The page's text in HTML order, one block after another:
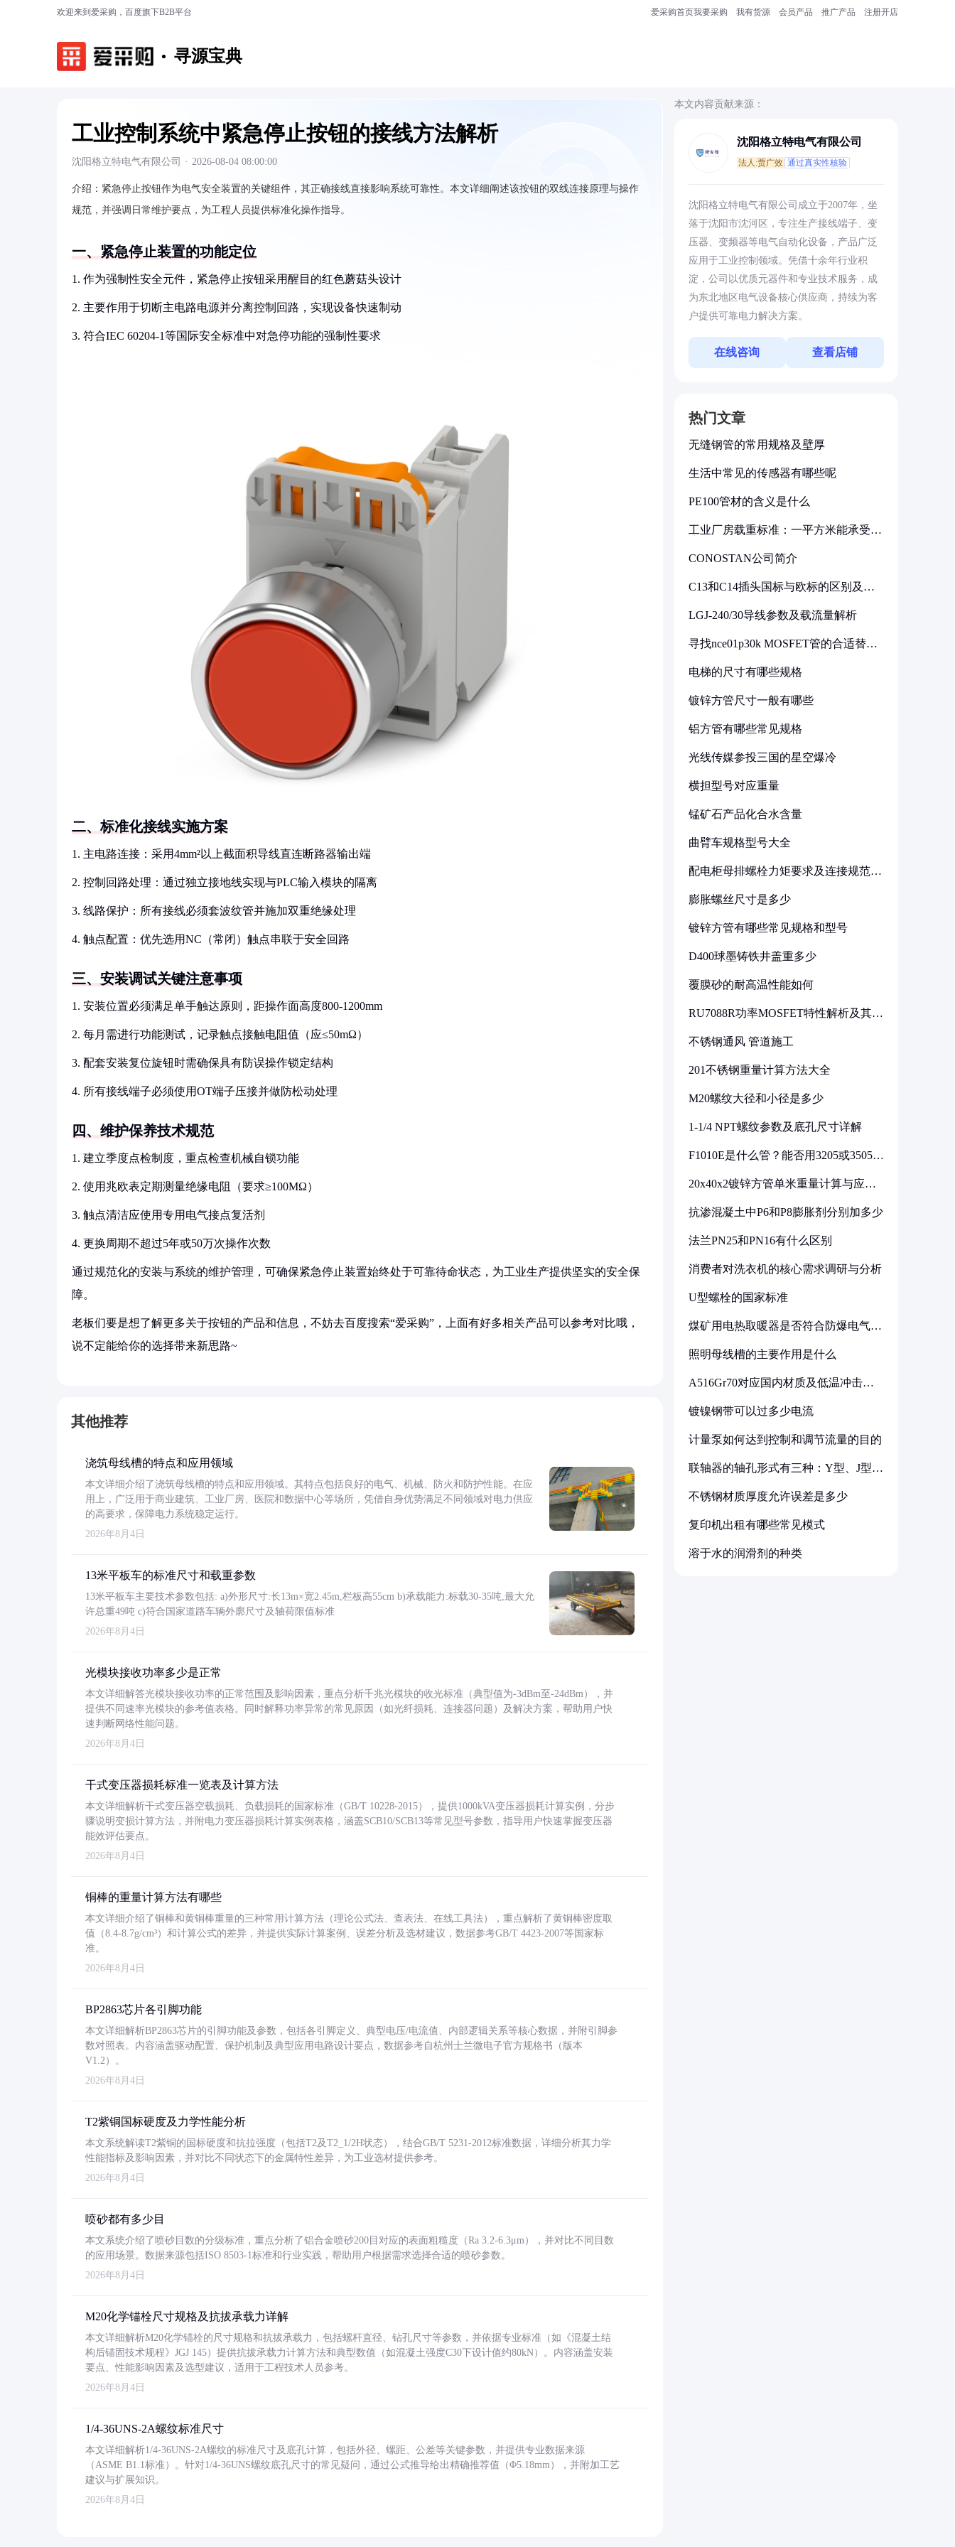
欢迎来到爱采购，百度旗下B2B平台 爱采购首页我要采购 我有货源 会员产品 推广产品 注册开店
寻源宝典
工业控制系统中紧急停止按钮的接线方法解析
沈阳格立特电气有限公司 · 2026-08-04 08:00:00
介绍： 紧急停止按钮作为电气安全装置的关键组件，其正确接线直接影响系统可靠性。本文详细阐述该按钮的双线连接原理与操作
规范，并强调日常维护要点，为工程人员提供标准化操作指导。
一、紧急停止装置的功能定位
1. 作为强制性安全元件，紧急停止按钮采用醒目的红色蘑菇头设计
2. 主要作用于切断主电路电源并分离控制回路，实现设备快速制动
3. 符合IEC 60204-1等国际安全标准中对急停功能的强制性要求
二、标准化接线实施方案
1. 主电路连接：采用4mm²以上截面积导线直连断路器输出端
2. 控制回路处理：通过独立接地线实现与PLC输入模块的隔离
3. 线路保护：所有接线必须套波纹管并施加双重绝缘处理
4. 触点配置：优先选用NC（常闭）触点串联于安全回路
三、安装调试关键注意事项
1. 安装位置必须满足单手触达原则，距操作面高度800-1200mm
2. 每月需进行功能测试，记录触点接触电阻值（应≤50mΩ）
3. 配套安装复位旋钮时需确保具有防误操作锁定结构
4. 所有接线端子必须使用OT端子压接并做防松动处理
四、维护保养技术规范
1. 建立季度点检制度，重点检查机械自锁功能
2. 使用兆欧表定期测量绝缘电阻（要求≥100MΩ）
3. 触点清洁应使用专用电气接点复活剂
4. 更换周期不超过5年或50万次操作次数
通过规范化的安装与系统的维护管理，可确保紧急停止装置始终处于可靠待命状态，为工业生产提供坚实的安全保
障。
老板们要是想了解更多关于按钮的产品和信息，不妨去百度搜索“爱采购”，上面有好多相关产品可以参考对比哦，
说不定能给你的选择带来新思路~
其他推荐
浇筑母线槽的特点和应用领域
本文详细介绍了浇筑母线槽的特点和应用领域。其特点包括良好的电气、机械、防火和防护性能。在应
用上，广泛用于商业建筑、工业厂房、医院和数据中心等场所，凭借自身优势满足不同领域对电力供应
的高要求，保障电力系统稳定运行。
2026年8月4日
13米平板车的标准尺寸和载重参数
13米平板车主要技术参数包括: a)外形尺寸:长13m×宽2.45m,栏板高55cm b)承载能力:标载30-35吨,最大允
许总重49吨 c)符合国家道路车辆外廓尺寸及轴荷限值标准
2026年8月4日
光模块接收功率多少是正常
本文详细解答光模块接收功率的正常范围及影响因素，重点分析千兆光模块的收光标准（典型值为-3dBm至-24dBm），并
提供不同速率光模块的参考值表格。同时解释功率异常的常见原因（如光纤损耗、连接器问题）及解决方案，帮助用户快
速判断网络性能问题。
2026年8月4日
干式变压器损耗标准一览表及计算方法
本文详细解析干式变压器空载损耗、负载损耗的国家标准（GB/T 10228-2015），提供1000kVA变压器损耗计算实例，分步
骤说明变损计算方法，并附电力变压器损耗计算实例表格，涵盖SCB10/SCB13等常见型号参数，指导用户快速掌握变压器
能效评估要点。
2026年8月4日
铜棒的重量计算方法有哪些
本文详细介绍了铜棒和黄铜棒重量的三种常用计算方法（理论公式法、查表法、在线工具法），重点解析了黄铜棒密度取
值（8.4-8.7g/cm³）和计算公式的差异，并提供实际计算案例、误差分析及选材建议，数据参考GB/T 4423-2007等国家标
准。
2026年8月4日
BP2863芯片各引脚功能
本文详细解析BP2863芯片的引脚功能及参数，包括各引脚定义、典型电压/电流值、内部逻辑关系等核心数据，并附引脚参
数对照表。内容涵盖驱动配置、保护机制及典型应用电路设计要点，数据参考自杭州士兰微电子官方规格书（版本
V1.2）。
2026年8月4日
T2紫铜国标硬度及力学性能分析
本文系统解读T2紫铜的国标硬度和抗拉强度（包括T2及T2_1/2H状态），结合GB/T 5231-2012标准数据，详细分析其力学
性能指标及影响因素，并对比不同状态下的金属特性差异，为工业选材提供参考。
2026年8月4日
喷砂都有多少目
本文系统介绍了喷砂目数的分级标准，重点分析了铝合金喷砂200目对应的表面粗糙度（Ra 3.2-6.3μm），并对比不同目数
的应用场景。数据来源包括ISO 8503-1标准和行业实践，帮助用户根据需求选择合适的喷砂参数。
2026年8月4日
M20化学锚栓尺寸规格及抗拔承载力详解
本文详细解析M20化学锚栓的尺寸规格和抗拔承载力，包括螺杆直径、钻孔尺寸等参数，并依据专业标准（如《混凝土结
构后锚固技术规程》JGJ 145）提供抗拔承载力计算方法和典型数值（如混凝土强度C30下设计值约80kN）。内容涵盖安装
要点、性能影响因素及选型建议，适用于工程技术人员参考。
2026年8月4日
1/4-36UNS-2A螺纹标准尺寸
本文详细解析1/4-36UNS-2A螺纹的标准尺寸及底孔计算，包括外径、螺距、公差等关键参数，并提供专业数据来源
（ASME B1.1标准）。针对1/4-36UNS螺纹底孔尺寸的常见疑问，通过公式推导给出精确推荐值（Φ5.18mm），并附加工艺
建议与扩展知识。
2026年8月4日
本文内容贡献来源：
沈阳格立特电气有限公司
法人:贾广效 通过真实性核验
沈阳格立特电气有限公司成立于2007年，坐
落于沈阳市沈河区，专注生产接线端子、变
压器、变频器等电气自动化设备，产品广泛
应用于工业控制领域。凭借十余年行业积
淀，公司以优质元器件和专业技术服务，成
为东北地区电气设备核心供应商，持续为客
户提供可靠电力解决方案。
在线咨询 查看店铺
热门文章
无缝钢管的常用规格及壁厚
生活中常见的传感器有哪些呢
PE100管材的含义是什么
工业厂房载重标准：一平方米能承受多
CONOSTAN公司简介
C13和C14插头国标与欧标的区别及其
LGJ-240/30导线参数及载流量解析
寻找nce01p30k MOSFET管的合适替代
电梯的尺寸有哪些规格
镀锌方管尺寸一般有哪些
铝方管有哪些常见规格
光线传媒参投三国的星空爆冷
横担型号对应重量
锰矿石产品化合水含量
曲臂车规格型号大全
配电柜母排螺栓力矩要求及连接规范详
膨胀螺丝尺寸是多少
镀锌方管有哪些常见规格和型号
D400球墨铸铁井盖重多少
覆膜砂的耐高温性能如何
RU7088R功率MOSFET特性解析及其在
不锈钢通风 管道施工
201不锈钢重量计算方法大全
M20螺纹大径和小径是多少
1-1/4 NPT螺纹参数及底孔尺寸详解
F1010E是什么管？能否用3205或3505代
20x40x2镀锌方管单米重量计算与应用
抗渗混凝土中P6和P8膨胀剂分别加多少
法兰PN25和PN16有什么区别
消费者对洗衣机的核心需求调研与分析
U型螺栓的国家标准
煤矿用电热取暖器是否符合防爆电气设
照明母线槽的主要作用是什么
A516Gr70对应国内材质及低温冲击要
镀镍钢带可以过多少电流
计量泵如何达到控制和调节流量的目的
联轴器的轴孔形式有三种：Y型、J型、
不锈钢材质厚度允许误差是多少
复印机出租有哪些常见模式
溶于水的润滑剂的种类